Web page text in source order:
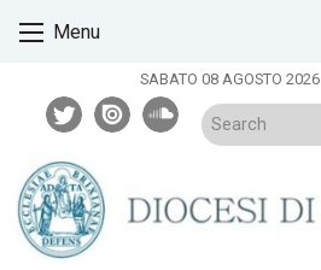
Menu
SABATO 08 AGOSTO 2026
twitterissuusoundcloud